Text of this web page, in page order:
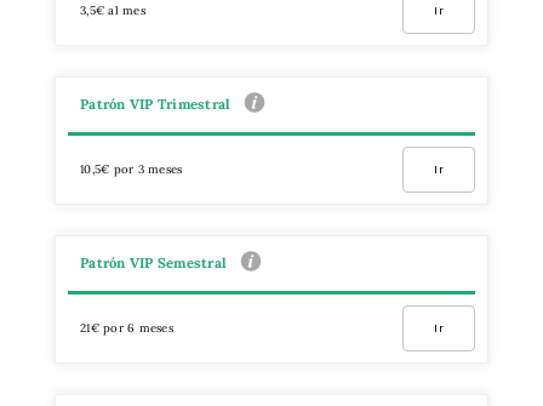
3,5€ al mes Ir
Patrón VIP Trimestral
10,5€ por 3 meses Ir
Patrón VIP Semestral
21€ por 6 meses Ir